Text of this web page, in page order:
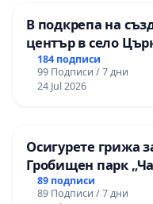
В подкрепа на
център в село
184 подписи
99 Подписи / 7 дни
24 Jul 2026
Осигурете грижа
Гробищен парк
89 подписи
89 Подписи / 7 дни